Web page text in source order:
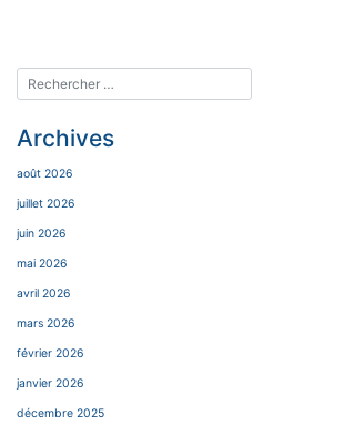
Archives
août 2026
juillet 2026
juin 2026
mai 2026
avril 2026
mars 2026
février 2026
janvier 2026
décembre 2025